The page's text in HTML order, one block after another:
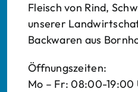
Fleisch von Rind,
unserer
Backwaren aus
Öffnungszeiten:
Mo – Fr: 08:00-19:00